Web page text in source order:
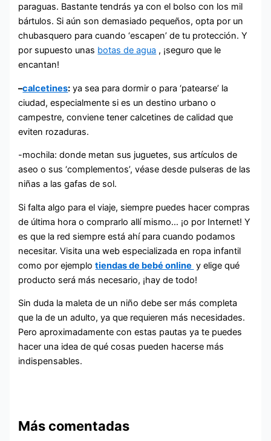
paraguas. Bastante tendrás ya con el bolso con los mil
bártulos. Si aún son demasiado pequeños, opta por un
chubasquero para cuando ‘escapen’ de tu protección. Y
por supuesto unas botas de agua , ¡seguro que le
encantan!
–calcetines: ya sea para dormir o para ‘patearse’ la
ciudad, especialmente si es un destino urbano o
campestre, conviene tener calcetines de calidad que
eviten rozaduras.
-mochila: donde metan sus juguetes, sus artículos de
aseo o sus ‘complementos’, véase desde pulseras de las
niñas a las gafas de sol.
Si falta algo para el viaje, siempre puedes hacer compras
de última hora o comprarlo allí mismo… ¡o por Internet! Y
es que la red siempre está ahí para cuando podamos
necesitar. Visita una web especializada en ropa infantil
como por ejemplotiendas de bebé online y elige qué
producto será más necesario, ¡hay de todo!
Sin duda la maleta de un niño debe ser más completa
que la de un adulto, ya que requieren más necesidades.
Pero aproximadamente con estas pautas ya te puedes
hacer una idea de qué cosas pueden hacerse más
indispensables.
Más comentadas